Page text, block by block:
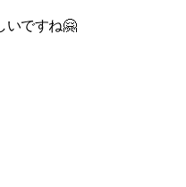
いですね🤗